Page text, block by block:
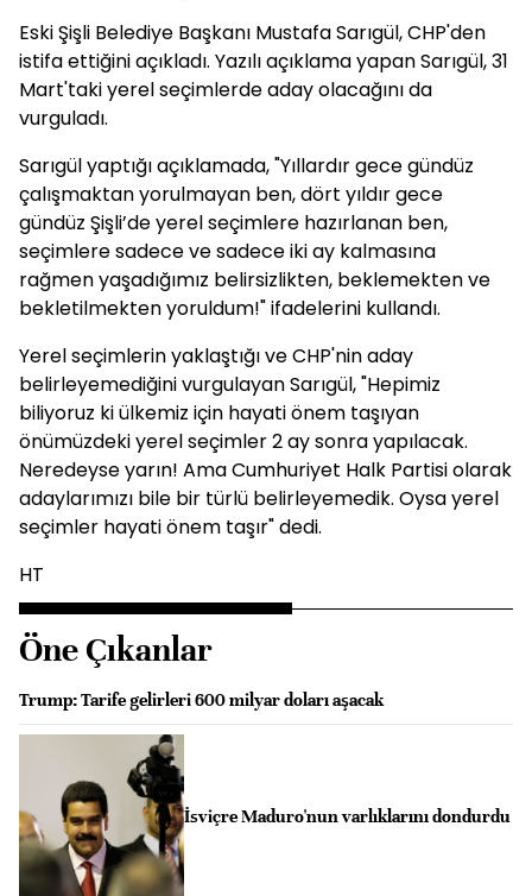
Eski Şişli Belediye Başkanı Mustafa Sarıgül, CHP'den
istifa ettiğini açıkladı. Yazılı açıklama yapan Sarıgül, 31
Mart'taki yerel seçimlerde aday olacağını da
vurguladı.
Sarıgül yaptığı açıklamada, "Yıllardır gece gündüz
çalışmaktan yorulmayan ben, dört yıldır gece
gündüz Şişli’de yerel seçimlere hazırlanan ben,
seçimlere sadece ve sadece iki ay kalmasına
rağmen yaşadığımız belirsizlikten, beklemekten ve
bekletilmekten yoruldum!" ifadelerini kullandı.
Yerel seçimlerin yaklaştığı ve CHP'nin aday
belirleyemediğini vurgulayan Sarıgül, "Hepimiz
biliyoruz ki ülkemiz için hayati önem taşıyan
önümüzdeki yerel seçimler 2 ay sonra yapılacak.
Neredeyse yarın! Ama Cumhuriyet Halk Partisi olarak
adaylarımızı bile bir türlü belirleyemedik. Oysa yerel
seçimler hayati önem taşır" dedi.
HT
Öne Çıkanlar
Trump: Tarife gelirleri 600 milyar doları aşacak
İsviçre Maduro'nun varlıklarını dondurdu